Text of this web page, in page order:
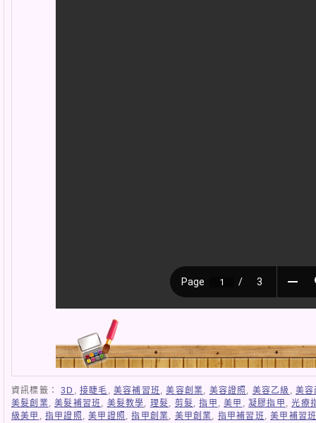
資訊標籤： 3D ,接睫毛 ,美容補習班 ,美容創業, 美容證照 , 美容乙級 ,美容
美髮創業,美髮補習班 , 美髮教學, 理髮, 剪髮,指甲 ,美甲 ,凝膠指甲 ,光療
級美甲 ,指甲證照 ,美甲證照 ,指甲創業, 美甲創業, 指甲補習班 ,美甲補習